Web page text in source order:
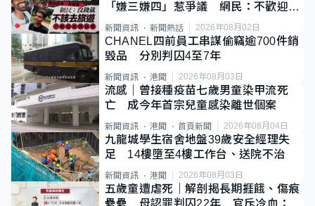
「嫌三嫌四」惹爭議 網民：不歡迎劣
質旅客
新聞資訊 新聞熱話 2026年08月02日
CHANEL四前員工串謀偷竊逾700件銷
毀品 分別判囚4至7年
新聞資訊 港聞 2026年08月03日
流感｜曾接種疫苗七歲男童染甲流死
亡 成今年首宗兒童感染離世個案
新聞資訊 港聞 首頁新聞 2026年08月04日
九龍城學生宿舍地盤39歲安全經理失
足 14樓墮至4樓工作台、送院不治
新聞資訊 港聞 2026年08月03日
五歲童遭虐死｜解剖揭長期捱餓、傷痕